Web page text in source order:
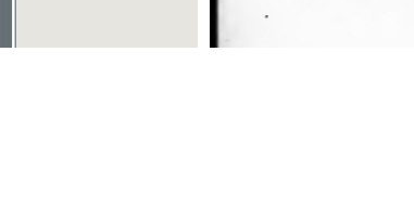
©2003-2010 Soubor ke stažení ve formátu djvu